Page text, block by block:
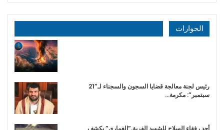
الحوارات
رئيس لجنة معالجة قضايا السجون والسجناء لـ”21
سبتمبر”: مكرمة…
أحد رفقاء السلاح للشهيد الفريق”الغماري” يكشف